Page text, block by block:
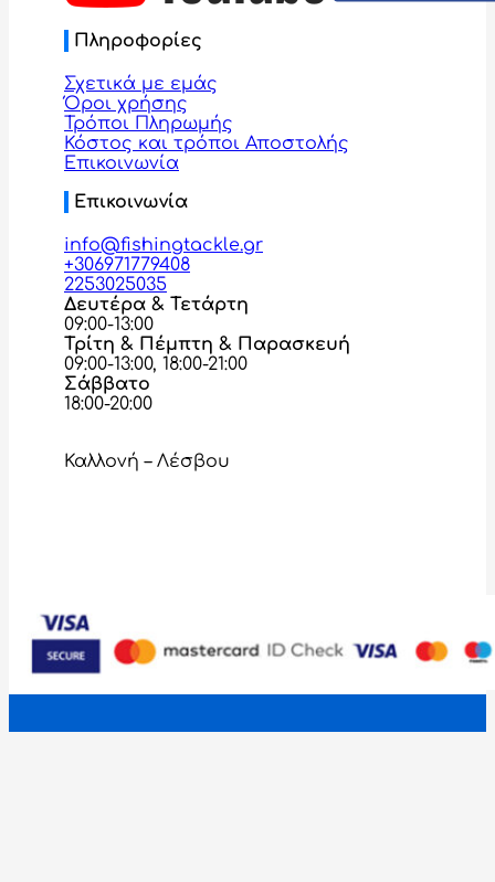
Πληροφορίες
Σχετικά με εμάς
Όροι χρήσης
Τρόποι Πληρωμής
Κόστος και τρόποι Αποστολής
Επικοινωνία
Επικοινωνία
info@fishingtackle.gr
+306971779408
2253025035
Δευτέρα & Τετάρτη
09:00-13:00
Τρίτη & Πέμπτη & Παρασκευή
09:00-13:00, 18:00-21:00
Σάββατο
18:00-20:00
Καλλονή – Λέσβου